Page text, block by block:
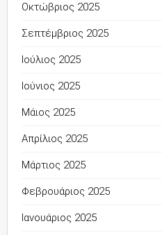
Οκτώβριος 2025
Σεπτέμβριος 2025
Ιούλιος 2025
Ιούνιος 2025
Μάιος 2025
Απρίλιος 2025
Μάρτιος 2025
Φεβρουάριος 2025
Ιανουάριος 2025